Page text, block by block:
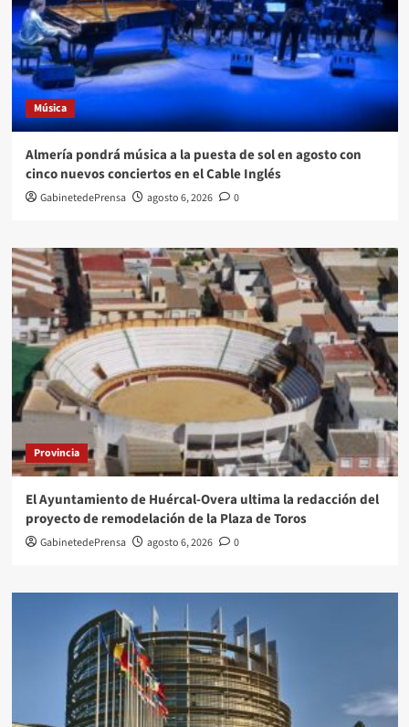
Música
Almería pondrá música a la puesta de sol en agosto con
cinco nuevos conciertos en el Cable Inglés
GabinetedePrensa agosto 6, 2026 0
Provincia
El Ayuntamiento de Huércal-Overa ultima la redacción del
proyecto de remodelación de la Plaza de Toros
GabinetedePrensa agosto 6, 2026 0